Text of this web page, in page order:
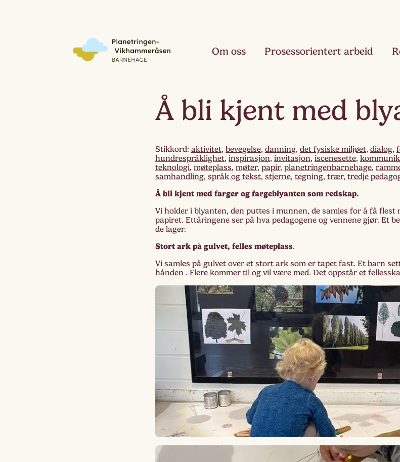
Om oss Prosessorientert arbeid
Å bli kjent med
Stikkord: aktivitet, bevegelse, danning, det fysiske miljøet, dialog,
hundrespråklighet, inspirasjon, invitasjon, iscenesette,
teknologi, møteplass, møter, papir, planetringenbarnehage,
samhandling, språk og tekst, stjerne, tegning, trær, tredje
Å bli kjent med farger og fargeblyanten som redskap.
Vi holder i blyanten, den puttes i munnen, de samles for å få flest
papiret. Ettåringene ser på hva pedagogene og vennene gjør. Et
de lager.
Stort ark på gulvet, felles møteplass.
Vi samles på gulvet over et stort ark som er tapet fast. Et barn
hånden . Flere kommer til og vil være med. Det oppstår et